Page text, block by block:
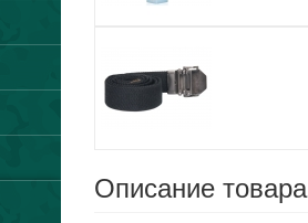
Описание товара